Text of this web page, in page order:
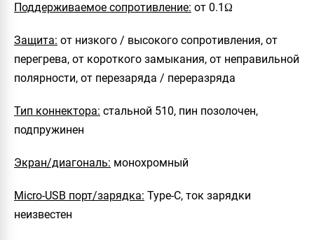
Поддерживаемое сопротивление: от 0.1Ω
Защита: от низкого / высокого сопротивления, от
перегрева, от короткого замыкания, от неправильной
полярности, от перезаряда / переразряда
Тип коннектора: стальной 510, пин позолочен,
подпружинен
Экран/диагональ: монохромный
Micro-USB порт/зарядка: Type-C, ток зарядки
неизвестен